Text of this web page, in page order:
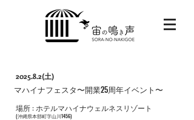
2025.8.2(土)
​マハイナフェスタ〜開業25周年イベント〜
​場所 : ホテルマハイナウェルネスリゾート
​(沖縄県本部町字山川1456)